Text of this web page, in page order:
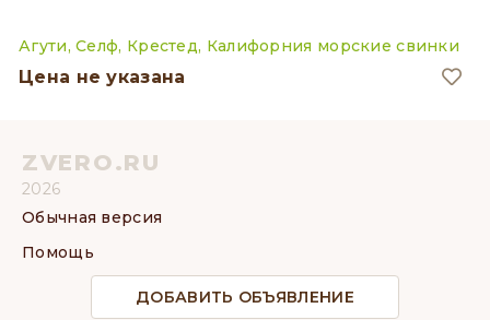
Агути, Селф, Крестед, Калифорния морские свинки
Цена не указана
ZVERO.RU
2026
Обычная версия
Помощь
ДОБАВИТЬ ОБЪЯВЛЕНИЕ